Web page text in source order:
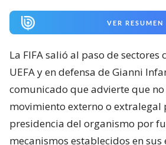
VER RESUMEN
La FIFA salió al paso de sectores
UEFA y en defensa de Gianni
comunicado que advierte que
movimiento externo o
presidencia del organismo por
mecanismos establecidos en sus